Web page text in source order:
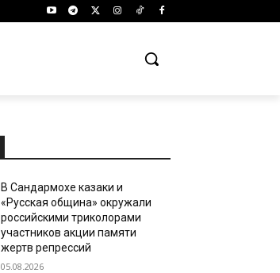
В Сандармохе казаки и
«Русская община» окружали
российскими триколорами
участников акции памяти
жертв репрессий
05.08.2026